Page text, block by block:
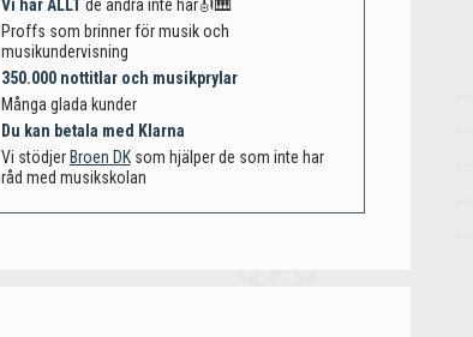
Vi har ALLTde andra inte har🎻🎹
Proffs som brinner för musik och
musikundervisning
350.000 nottitlar och musikprylar
Många glada kunder
Du kan betala med Klarna
Vi stödjer Broen DKsom hjälper de som inte har
råd med musikskolan